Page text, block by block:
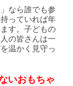
なら誰でも参
っていれば年
す。子どもの
の皆さんは一
温かく見守っ
いおもちゃ